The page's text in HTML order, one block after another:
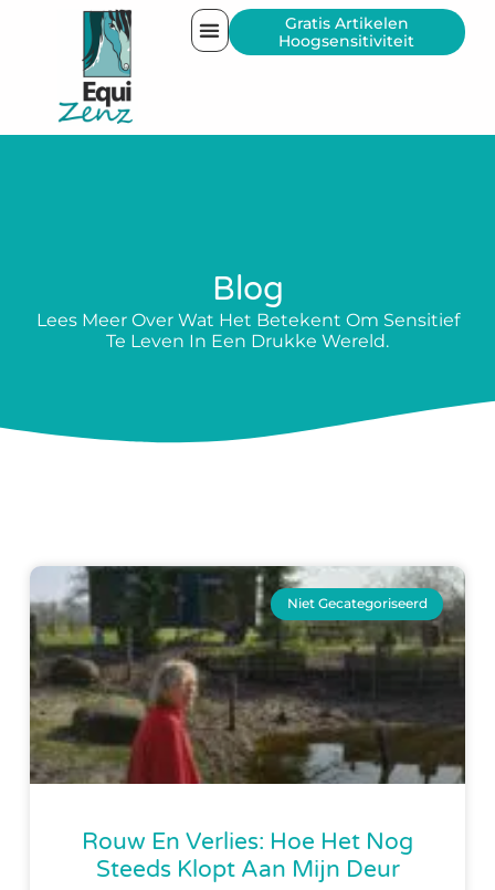
Gratis Artikelen
Hoogsensitiviteit
Blog
Lees Meer Over Wat Het Betekent Om Sensitief
Te Leven In Een Drukke Wereld.
Niet Gecategoriseerd
Rouw En Verlies: Hoe Het Nog
Steeds Klopt Aan Mijn Deur